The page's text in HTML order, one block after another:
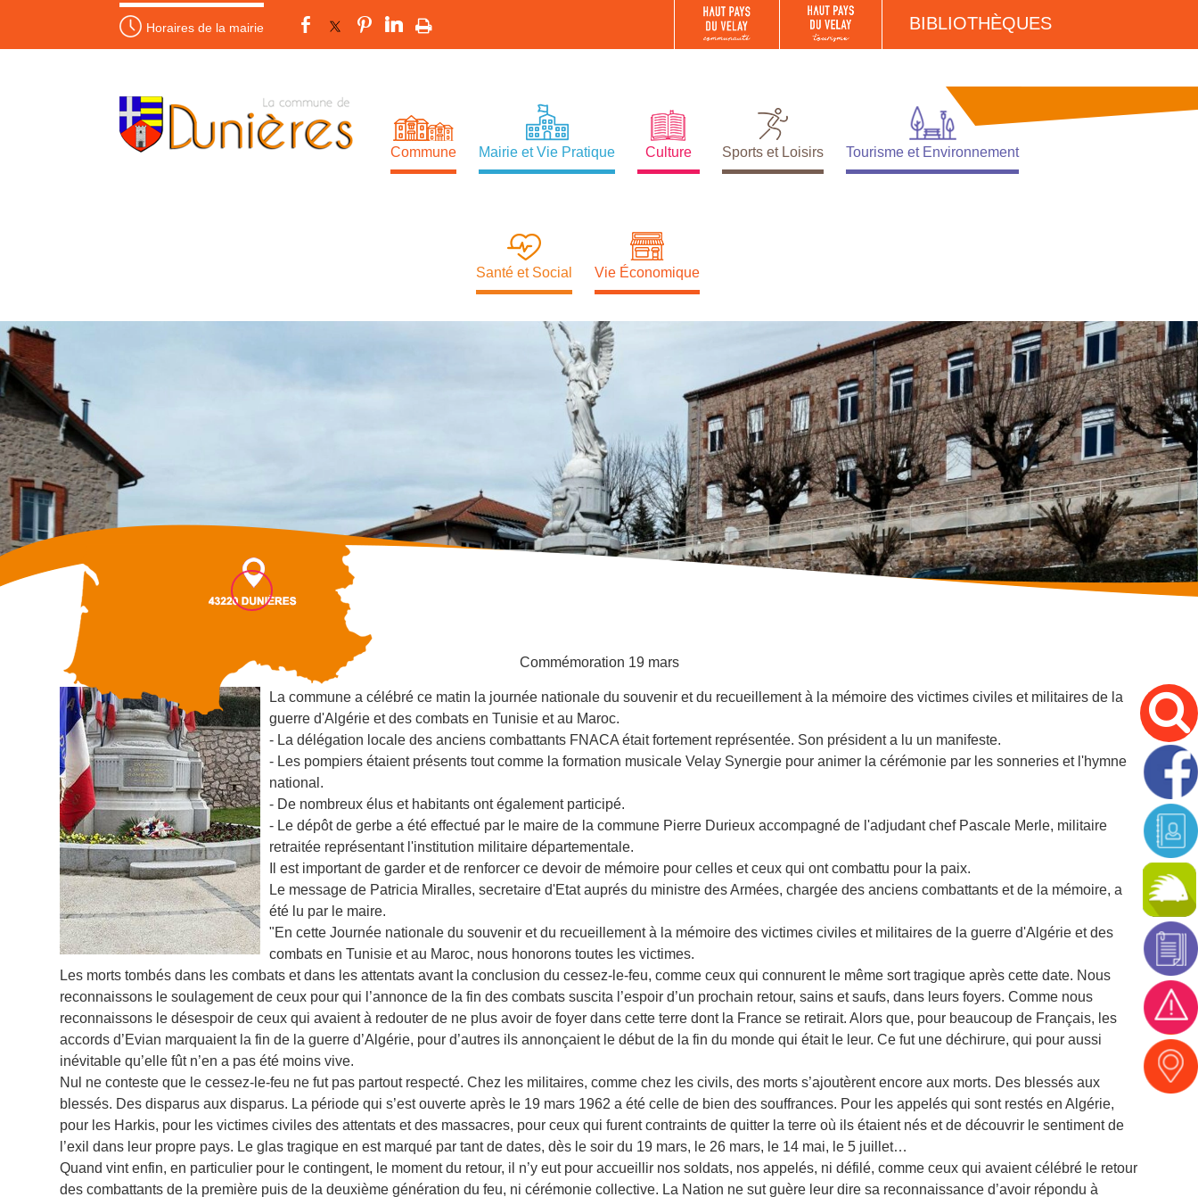
Horaires de la mairie BIBLIOTHÈQUES
Commune Mairie et Vie Pratique Culture Sports et Loisirs Tourisme et Environnement
Santé et Social Vie Économique
Ange de la victoire
Commémoration 19 mars
La commune a célébré ce matin la journée nationale du souvenir et du recueillement à la mémoire des victimes civiles et militaires de la
guerre d'Algérie et descombats en Tunisie et au Maroc.
- La délégation locale des anciens combattants FNACA était fortement représentée. Son président a lu un manifeste.
- Les pompiers étaient présents tout comme la formation musicale Velay Synergie pour animer la cérémonie par les sonneries et l'hymne
national.
- De nombreux élus et habitants ont également participé.
- Le dépôt de gerbe a été effectué par le maire de la commune Pierre Durieux accompagné de l'adjudant chef Pascale Merle, militaire
retraitée représentant l'institution militaire départementale.
Il est important de garder et de renforcer ce devoir de mémoire pour celles et ceux qui ont combattu pour la paix.
Le message de Patricia Miralles, secretaire d'Etat auprés du ministre des Armées, chargée des anciens combattants et de la mémoire, a
été lu par le maire.
"En cette Journée nationale du souvenir et du recueillement à la mémoire des victimes civiles et militaires de la guerre d'Algérie et des
combats en Tunisie et au Maroc, nous honorons toutes les victimes.
Les morts tombés dans les combats et dans les attentats avant la conclusion du cessez-le-feu, comme ceux qui connurent le même sort tragique après cette date. Nous
reconnaissons le soulagement de ceux pour qui l’annonce de la fin des combats suscita l’espoir d’un prochain retour, sains et saufs, dans leurs foyers. Comme nous
reconnaissons le désespoir de ceux qui avaient à redouter de ne plus avoir de foyer dans cette terre dont la France se retirait. Alors que, pour beaucoup de Français, les
accords d’Evian marquaient la fin de la guerre d’Algérie, pour d’autres ils annonçaient le début de la fin du monde qui était le leur. Ce fut une déchirure, qui pour aussi
inévitable qu’elle fût n’en a pas été moins vive.
Nul ne conteste que le cessez-le-feu ne fut pas partout respecté. Chez les militaires, comme chez les civils, des morts s’ajoutèrent encore aux morts. Des blessés aux
blessés. Des disparus aux disparus. La période qui s’est ouverte après le 19 mars 1962 a été celle de bien des souffrances. Pour les appelés qui sont restés en Algérie,
pour les Harkis, pour les victimes civiles des attentats et des massacres, pour ceux qui furent contraints de quitter la terre où ils étaient nés et de découvrir le sentiment de
l’exil dans leur propre pays. Le glas tragique en est marqué par tant de dates, dès le soir du 19 mars, le 26 mars, le 14 mai, le 5 juillet…
Quand vint enfin, en particulier pour le contingent, le moment du retour, il n’y eut pour accueillir nos soldats, nos appelés, ni défilé, comme ceux qui avaient célébré le retour
des combattants de la première puis de la deuxième génération du feu, ni cérémonie collective. La Nation ne sut guère leur dire sa reconnaissance d’avoir répondu à